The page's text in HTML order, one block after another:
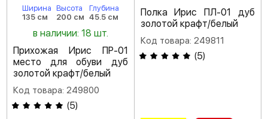
Ширина
135 см
Высота
200 см
Глубина
45.5 см
в наличии: 18 шт.
Прихожая Ирис ПР-01
место для обуви дуб
золотой крафт/белый
Код товара: 249800
(5)
Полка Ирис ПЛ-01 дуб
золотой крафт/белый
Код товара: 249811
(5)